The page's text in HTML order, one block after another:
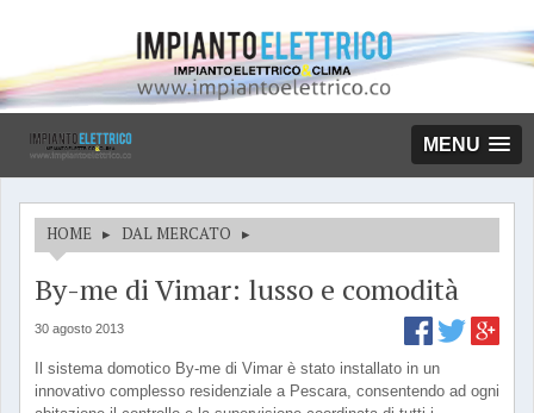
MENU
HOME ▸ DAL MERCATO ▸
By-me di Vimar: lusso e comodità
30 agosto 2013
Il sistema domotico By-me di Vimar è stato installato in un
innovativo complesso residenziale a Pescara, consentendo ad ogni